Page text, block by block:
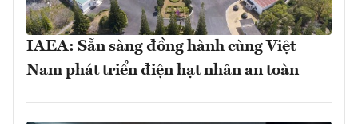
IAEA: Sẵn sàng đồng hành cùng Việt
Nam phát triển điện hạt nhân an toàn